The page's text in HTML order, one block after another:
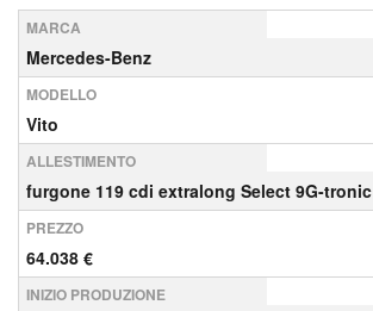
MARCA
Mercedes-Benz
MODELLO
Vito
ALLESTIMENTO
furgone 119 cdi extralong Select 9G-tronic
PREZZO
64.038 €
INIZIO PRODUZIONE